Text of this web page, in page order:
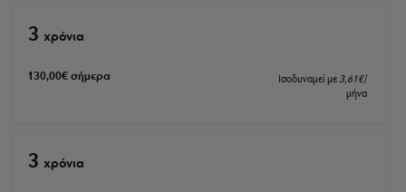
3 xρόνια
130,00€σήμερα Ισοδυναμεί με 3,61€/
μήνα
3 xρόνια